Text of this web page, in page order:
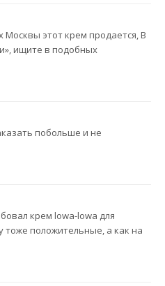
Москвы этот крем продается, В
ищите в подобных
побольше и не
крем lowa-lowa для
положительные, а как на